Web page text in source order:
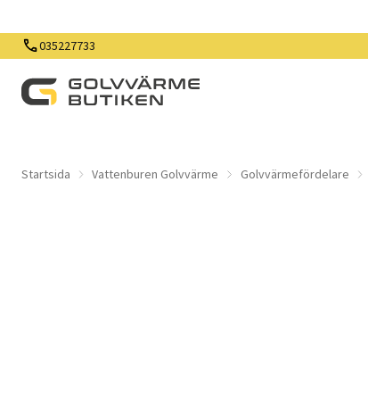
035227733
Startsida Vattenburen Golvvärme Golvvärmefördelare